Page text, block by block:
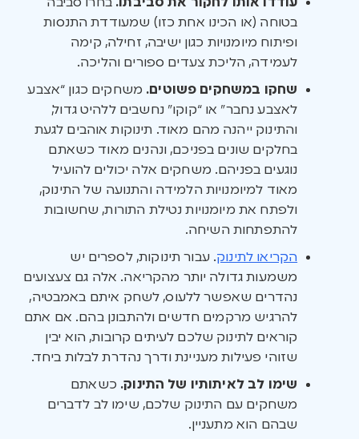
בטוחה (או הכינו אחת כזו) שמעודדת התנסות
ופיתוח מיומנויות כגון ישיבה, זחילה, קימה
לעמידה, הליכת צעדים ספורים והליכה.
שחקו במשחקים פשוטים. משחקים כגון “אצבע
לאצבע נחבר” או “קוקו” נחשבים ללהיט גדול,
והתינוק ייהנה מהם מאוד. תינוקות אוהבים לגעת
בחלקים שונים בפניכם, ונהנים מאוד כשאתם
נוגעים בפניהם. משחקים אלה יכולים להועיל
מאוד למיומנויות הלמידה והתנועה של התינוק,
ולפתח את מיומנויות נטילת התורות, שחשובות
להתפתחות השיחה.
הקריאו לתינוק. עבור תינוקות, לספרים יש
משמעות גדולה יותר מהקריאה. אלה גם צעצועים
נהדרים שאפשר ללעוס, לשחק איתם באמבטיה,
להרגיש מרקמים חדשים ולהתבונן בהם. אם אתם
קוראים לתינוק שלכם לעיתים קרובות, הוא יבין
שזוהי פעילות מעניינת ודרך נהדרת לבלות ביחד.
שימו לב לאיתותיו של התינוק. כשאתם
משחקים עם התינוק שלכם, שימו לב לדברים
שבהם הוא מתעניין.